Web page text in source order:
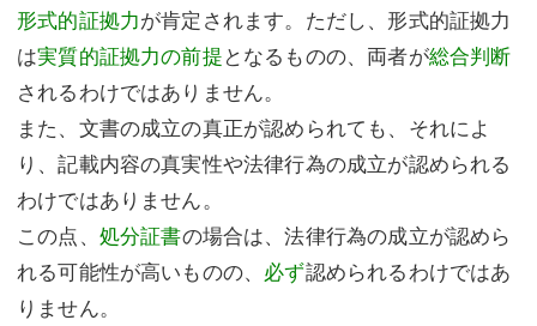
形式的証拠力が肯定されます。ただし、形式的証拠力
は実質的証拠力の前提となるものの、両者が総合判断
されるわけではありません。
また、文書の成立の真正が認められても、それによ
り、記載内容の真実性や法律行為の成立が認められる
わけではありません。
この点、 処分証書の場合は、法律行為の成立が認めら
れる可能性が高いものの、 必ず認められるわけではあ
りません。